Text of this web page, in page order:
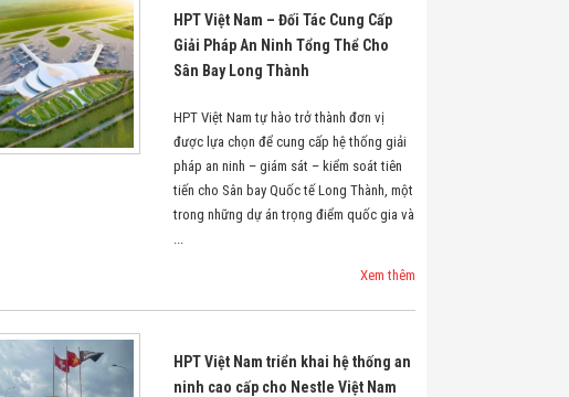
HPT Việt Nam – Đối Tác Cung Cấp
Giải Pháp An Ninh Tổng Thể Cho
Sân Bay Long Thành
HPT Việt Nam tự hào trở thành đơn vị
được lựa chọn để cung cấp hệ thống giải
pháp an ninh – giám sát – kiểm soát tiên
tiến cho Sân bay Quốc tế Long Thành, một
trong những dự án trọng điểm quốc gia và
...
Xem thêm
HPT Việt Nam triển khai hệ thống an
ninh cao cấp cho Nestle Việt Nam